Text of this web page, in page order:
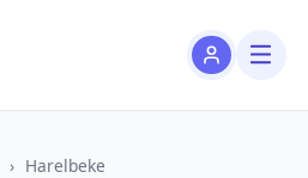
› Harelbeke